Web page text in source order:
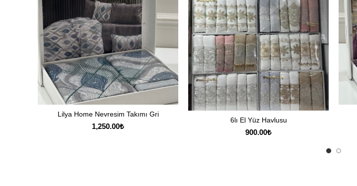
SEPETE EKLE
Lilya Home Nevresim Takımı Gri
1,250.00₺
SEPETE EKLE
6lı El Yüz Havlusu
900.00₺